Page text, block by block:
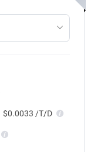
$0.0033 /T/D